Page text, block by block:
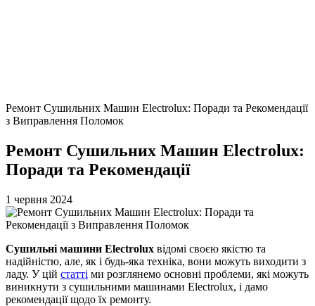
Ремонт Сушильних Машин Electrolux: Поради та Рекомендації
з Виправлення Поломок
Ремонт Сушильних Машин Electrolux:
Поради та Рекомендації
1 червня 2024
Сушильні машини Electrolux відомі своєю якістю та
надійністю, але, як і будь-яка техніка, вони можуть виходити з
ладу. У цій статті ми розглянемо основні проблеми, які можуть
виникнути з сушильними машинами Electrolux, і дамо
рекомендації щодо їх ремонту.